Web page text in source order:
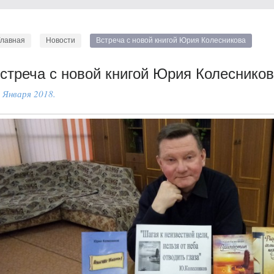
Новости Встреча с новой книгой Юрия Колесникова
с новой книгой Юрия
2018.